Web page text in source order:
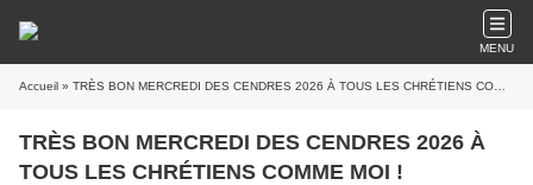
MENU
Accueil » TRÈS BON MERCREDI DES CENDRES 2026 À TOUS LES CHRÉTIENS COMME MOI !
TRÈS BON MERCREDI DES CENDRES 2026 À
TOUS LES CHRÉTIENS COMME MOI !